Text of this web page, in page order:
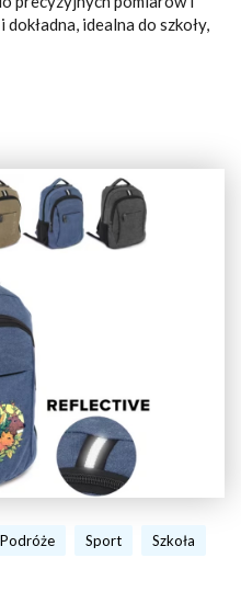
idealna do szkoły,
Podróże Sport
Szkoła